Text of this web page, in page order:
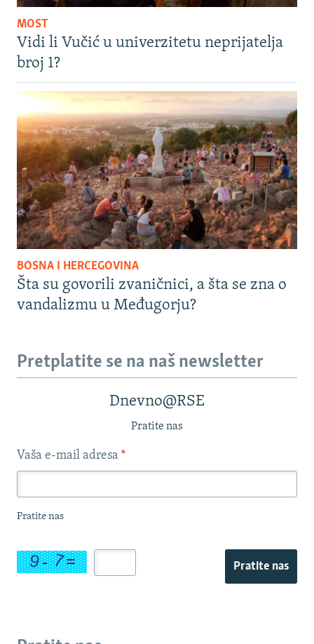
MOST
Vidi li Vučić u univerzitetu neprijatelja
broj 1?
BOSNA I HERCEGOVINA
Šta su govorili zvaničnici, a šta se zna o
vandalizmu u Međugorju?
Pretplatite se na naš newsletter
Dnevno@RSE
Pratite nas
Vaša e-mail adresa *
Pratite nas
Pratite nas